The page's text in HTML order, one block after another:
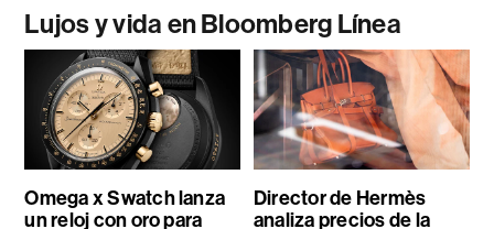
Lujos y vida en Bloomberg Línea
Omega x Swatch lanza
un reloj con oro para
Director de Hermès
analiza precios de la